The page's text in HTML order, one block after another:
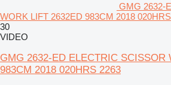
GMG 2632-
WORK LIFT 2632ED 983CM 2018
30
VIDEO
GMG 2632-ED ELECTRIC SCISSOR
983CM 2018 020HRS 2263